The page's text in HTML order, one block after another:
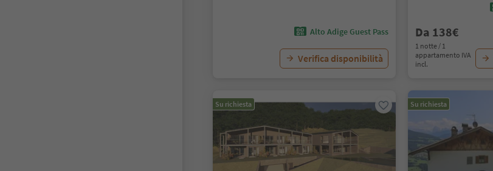
Alto Adige Guest Pass
Verifica disponibilità
Da 138€
1 notte / 1
appartamento IVA
incl.
Su richiesta Su richiesta